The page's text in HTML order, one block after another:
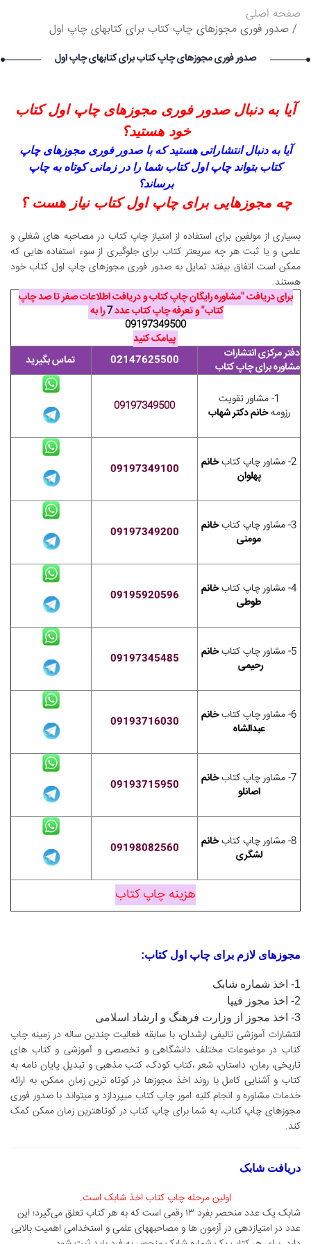
۱۴۰۵/۵/۱۵
Narkolog na dom_ziOa Narkolog na dom_ziOa گرامی :
۱۴۰۵/۵/۱۶
۱۴۰۵/۵/۱۶
Narkolog na dom_ouOn Narkolog na dom_ouOn گرامی :
۱۴۰۵/۵/۱۶
صفحه اصلی
صدور فوری مجوزهای چاپ کتاب برای کتابهای چاپ اول
صدور فوری مجوزهای چاپ کتاب برای کتابهای چاپ اول
آیا به دنبال صدور فوری مجوزهای چاپ اول کتاب
خود هستید؟
آیا به دنبال انتشاراتی هستید که با صدور فوری مجوزهای چاپ
کتاب بتواند چاپ اول کتاب شما را در زمانی کوتاه به چاپ
برساند؟
چه مجوزهایی برای چاپ اول کتاب نیاز هست ؟
بسیاری از مولفین برای استفاده از امتیاز چاپ کتاب در مصاحبه های شغلی و
علمی و یا ثبت هر چه سریعتر کتاب برای جلوگیری از سوء استفاده هایی که
ممکن است اتفاق بیفتد تمایل به صدور فوری مجوزهای چاپ اول کتاب خود
هستند.
برای دریافت "مشاوره رایگان چاپ کتاب و دریافت اطلاعات صفر تا صد چاپ
کتاب" و تعرفه چاپ کتاب عدد7را به
09197349500
پیامک کنید
دفتر مرکزی انتشارات
مشاوره برای چاپ کتاب
02147625500 تماس بگیرید
1- مشاور تقویت
رزومهخانم دکتر شهاب 09197349500
2- مشاور چاپ کتاب
خانم
پهلوان
09197349100
3- مشاور چاپ کتاب
خانم
مومنی
09197349200
4- مشاور چاپ کتاب
خانم
طوطی
09195920596
5- مشاور چاپ کتاب
خانم
رحیمی
09197345485
6- مشاور چاپ کتاب
خانم
عبدالشاه
09193716030
7- مشاور چاپ کتاب
خانم
اصانلو
09193715950
8- مشاور چاپ کتاب
خانم
لشگری
09198082560
هزینه چاپ کتاب
مجوزهای لازم برای چاپ اول کتاب:
1- اخذ شماره شابک
2- اخذ مجوز فیپا
3- اخذ مجوز از وزارت فرهنگ و ارشاد اسلامی
انتشارات آموزشی تالیفی ارشدان، با سابقه فعالیت چندین ساله در زمینه چاپ
کتاب در موضوعات مختلف دانشگاهی و تخصصی و آموزشی و کتاب های
تاریخی، رمان، داستان، شعر ،کتاب کودک، کتب مذهبی و تبدیل پایان نامه به
کتاب و آشنایی کامل با روند اخذ مجوزها در کوتاه ترین زمان ممکن، به ارائه
خدمات مشاوره و انجام کلیه امور چاپ کتاب میپردازد و میتواند با صدور فوری
مجوزهای چاپ کتاب، به شما برای چاپ کتاب در کوتاهترین زمان ممکن کمک
کند.
دریافت شابک
اولین مرحله چاپ کتاب اخذ شابک است.
شابک یک عدد منحصر بفرد ۱۳ رقمی است که به هر کتاب تعلق می‌گیرد؛ این
عدد در امتیازدهی در آزمون ها و مصاحبههای علمی و استخدامی اهمیت بالایی